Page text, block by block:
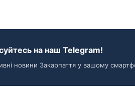
на наш Telegram!
новини Закарпаття у вашому